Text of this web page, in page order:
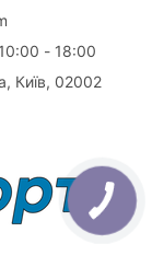
- 18:00
Київ, 02002